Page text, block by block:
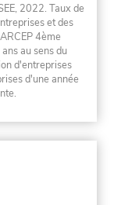
2022. Taux de
et des
4ème
au sens du
d'entreprises
d'une année